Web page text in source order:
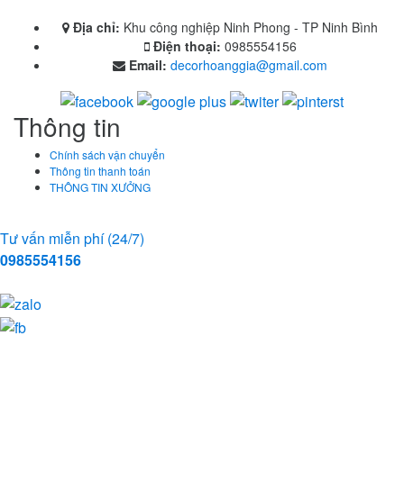
Địa chỉ: Khu công nghiệp Ninh Phong - TP Ninh Bình
Điện thoại: 0985554156
Email: decorhoanggia@gmail.com
Thông tin
Chính sách vận chuyển
Thông tin thanh toán
THÔNG TIN XƯỞNG
Tư vấn miễn phí (24/7)
0985554156